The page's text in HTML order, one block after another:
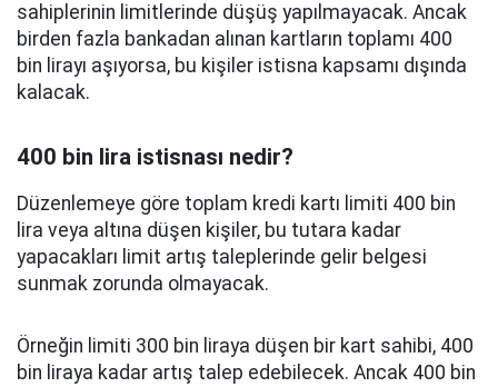
sahiplerinin limitlerinde düşüş yapılmayacak. Ancak
birden fazla bankadan alınan kartların toplamı 400
bin lirayı aşıyorsa, bu kişiler istisna kapsamı dışında
kalacak.
400 bin lira istisnası nedir?
Düzenlemeye göre toplam kredi kartı limiti 400 bin
lira veya altına düşen kişiler, bu tutara kadar
yapacakları limit artış taleplerinde gelir belgesi
sunmak zorunda olmayacak.
Örneğin limiti 300 bin liraya düşen bir kart sahibi, 400
bin liraya kadar artış talep edebilecek. Ancak 400 bin